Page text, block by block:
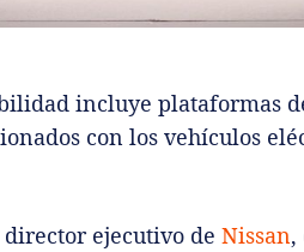
incluye plataformas
con los vehículos
ejecutivo de Nissan,